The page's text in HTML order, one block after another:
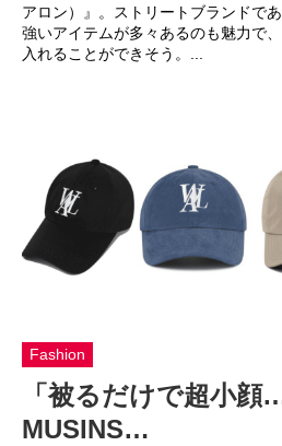
アロン）』。ストリートブランドで
強いアイテムが多々あるのも魅力で
入れることができそう。...
Fashion
「被るだけで超小顔
MUSINS…